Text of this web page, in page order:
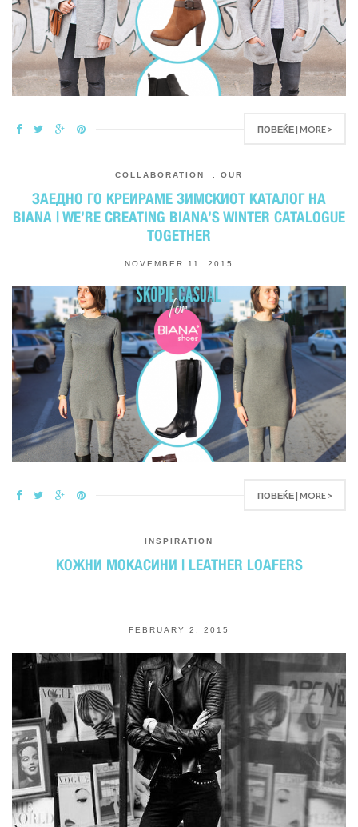
ПОВЕЌЕ | MORE >
COLLABORATION OUR
ЗАЕДНО ГО КРЕИРАМЕ ЗИМСКИОТ КАТАЛОГ НА
BIANA | WE’RE CREATING BIANA’S WINTER CATALOGUE
TOGETHER
NOVEMBER 11, 2015
ПОВЕЌЕ | MORE >
INSPIRATION
КОЖНИ МОКАСИНИ | LEATHER LOAFERS
FEBRUARY 2, 2015